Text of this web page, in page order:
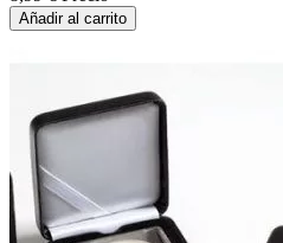
Añadir al carrito